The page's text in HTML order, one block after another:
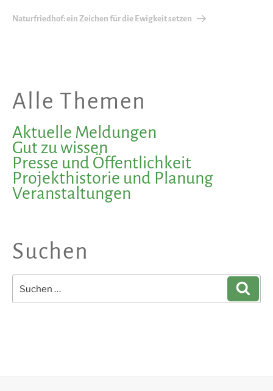
Naturfriedhof: ein Zeichen für die Ewigkeit setzen
Alle Themen
Aktuelle Meldungen
Gut zu wissen
Presse und Öffentlichkeit
Projekthistorie und Planung
Veranstaltungen
Suchen